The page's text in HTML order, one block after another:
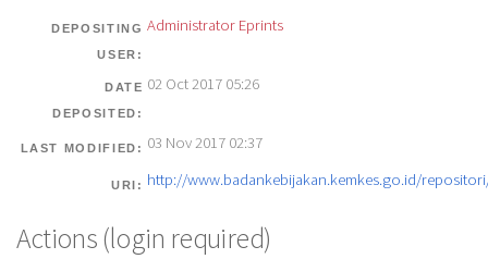
DEPOSITING
USER:
Administrator Eprints
DATE
DEPOSITED:
02 Oct 2017 05:26
LAST MODIFIED: 03 Nov 2017 02:37
URI: http://www.badankebijakan.kemkes.go.id/
Actions (login required)